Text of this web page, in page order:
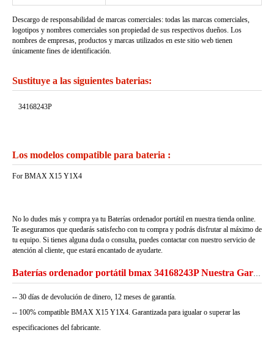
Descargo de responsabilidad de marcas comerciales: todas las marcas comerciales,
logotipos y nombres comerciales son propiedad de sus respectivos dueños. Los
nombres de empresas, productos y marcas utilizados en este sitio web tienen
únicamente fines de identificación.
Sustituye a las siguientes baterias:
34168243P
Los modelos compatible para bateria :
For BMAX X15 Y1X4
No lo dudes más y compra ya tu Baterías ordenador portátil en nuestra tienda online.
Te aseguramos que quedarás satisfecho con tu compra y podrás disfrutar al máximo de
tu equipo. Si tienes alguna duda o consulta, puedes contactar con nuestro servicio de
atención al cliente, que estará encantado de ayudarte.
Baterías ordenador portátil bmax 34168243P Nuestra Garantía
-- 30 días de devolución de dinero, 12 meses de garantía.
-- 100% compatible BMAX X15 Y1X4. Garantizada para igualar o superar las
especificaciones del fabricante.